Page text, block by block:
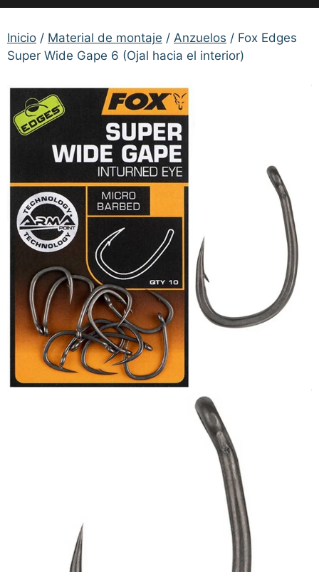
Inicio / Material de montaje / Anzuelos / Fox Edges
Super Wide Gape 6 (Ojal hacia el interior)